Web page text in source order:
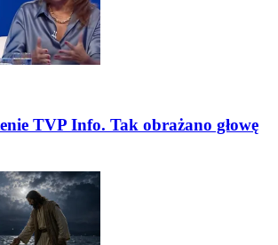
TVP Info. Tak obrażano głowę